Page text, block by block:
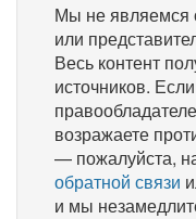
Мы не
или
Весь контент
источников.
возражаете
— пожалуйста,
обратной связи
и мы